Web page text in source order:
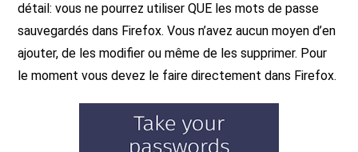
détail: vous ne pourrez utiliser QUE les mots de passe
sauvegardés dans Firefox. Vous n’avez aucun moyen d’en
ajouter, de les modifier ou même de les supprimer. Pour
le moment vous devez le faire directement dans Firefox.